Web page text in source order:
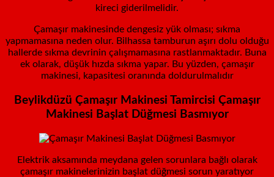
kireci giderilmelidir.
Çamaşır makinesinde dengesiz yük olması; sıkma
yapmamasına neden olur. Bilhassa tamburun aşırı dolu olduğu
hallerde sıkma devrinin çalışmamasına rastlanmaktadır. Buna
ek olarak, düşük hızda sıkma yapar. Bu yüzden, çamaşır
makinesi, kapasitesi oranında doldurulmalıdır
Beylikdüzü Çamaşır Makinesi Tamircisi Çamaşır
Makinesi Başlat Düğmesi Basmıyor
Elektrik aksamında meydana gelen sorunlara bağlı olarak
çamaşır makinelerinizin başlat düğmesi sorun yaratıyor